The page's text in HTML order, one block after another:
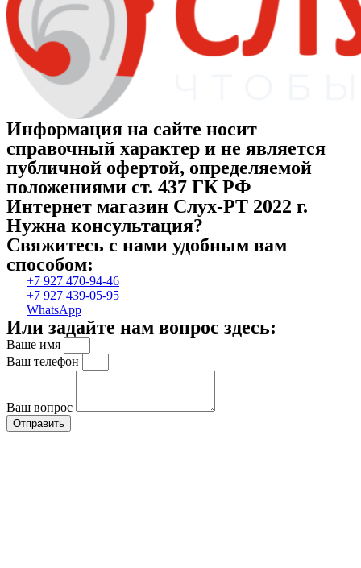
Информация на сайте носит
справочный характер и не является
публичной офертой, определяемой
положениями ст. 437 ГК РФ
Интернет магазин Слух-РТ 2022 г.
Нужна консультация?
Свяжитесь с нами удобным вам
способом:
+7 927 470-94-46
+7 927 439-05-95
WhatsApp
Или задайте нам вопрос здесь:
Ваше имя
Ваш телефон
Ваш вопрос
Отправить